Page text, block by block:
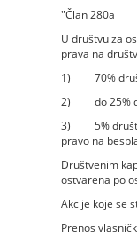
"Član 280a
U društvu za
prava na
1) 70%
2) do 25%
3) 5%
pravo na
Društvenim
ostvarena po
Akcije koje se
Prenos